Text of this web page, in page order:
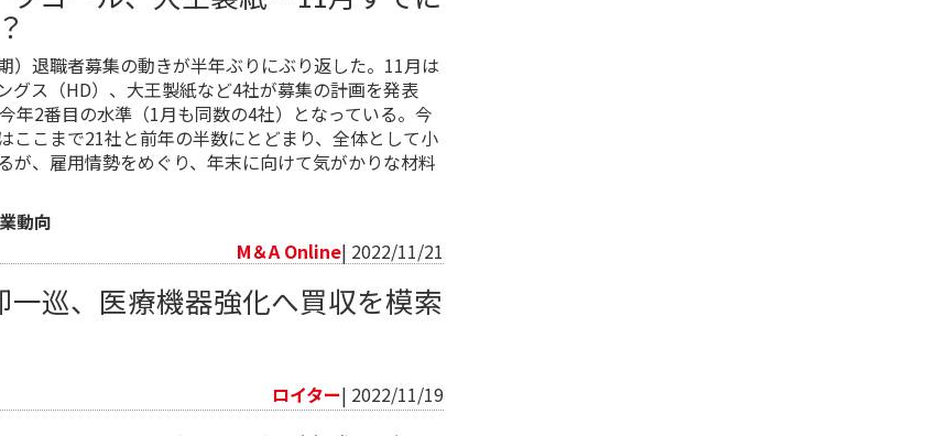
）退職者募集の動きが半年ぶりにぶり返した。11月は
グス（HD）、大王製紙など4社が募集の計画を発表
年2番目の水準（1月も同数の4社）となっている。今
ここまで21社と前年の半数にとどまり、全体として小
が、雇用情勢をめぐり、年末に向けて気がかりな材料
動向
M＆A Online| 2022/11/21
一巡、医療機器強化へ買収を模索
ロイター| 2022/11/19